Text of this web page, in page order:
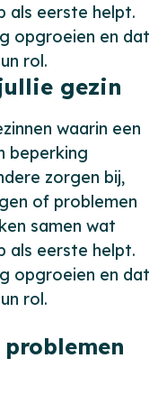
als eerste helpt.
opgroeien en dat
rol.
gezin
waarin een
beperking
zorgen bij,
of problemen
samen wat
als eerste helpt.
opgroeien en dat
rol.